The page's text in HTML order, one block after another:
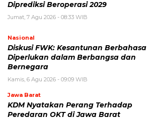
Diprediksi Beroperasi 2029
Jumat, 7 Agu 2026 - 08:33 WIB
Nasional
Diskusi FWK: Kesantunan Berbahasa
Diperlukan dalam Berbangsa dan
Bernegara
Kamis, 6 Agu 2026 - 09:09 WIB
Jawa Barat
KDM Nyatakan Perang Terhadap
Peredaran OKT di Jawa Barat